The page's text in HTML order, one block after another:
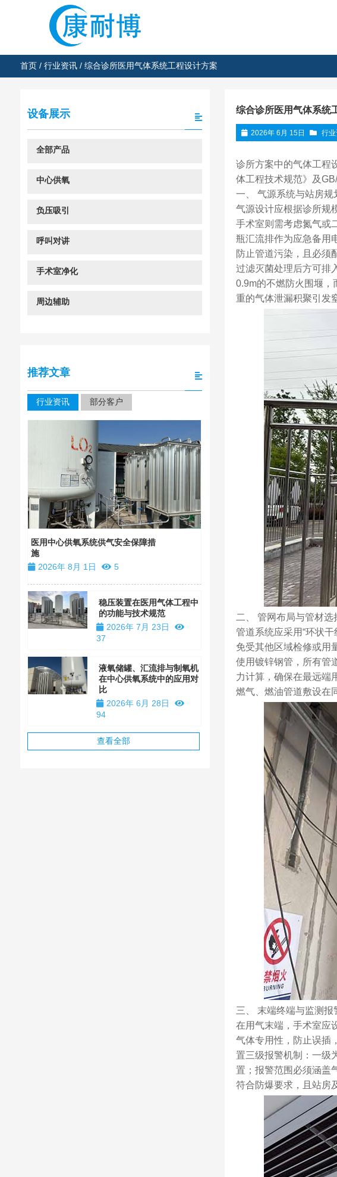
首页/ 行业资讯/ 综合诊所医用气体系统工程设计方案
综合诊所医用气体系统
2026年 6月 15日 行
诊所方案中的气体工程
体工程技术规范》及
一、 气源系统与站房规
气源设计应根据诊所规
手术室则需考虑氮气或
瓶汇流排作为应急备用
防止管道污染，且必须
过滤灭菌处理后方可排
0.9m的不燃防火围堰，
重的气体泄漏积聚引发
二、 管网布局与管材选
管道系统应采用“环状
免受其他区域检修或用
使用镀锌钢管，所有管
力计算，确保在最远端
燃气、燃油管道敷设在
三、 末端终端与监测报
在用气末端，手术室应
气体专用性，防止误插
置三级报警机制：一级
置；报警范围必须涵盖
符合防爆要求，且站房
设备展示
全部产品
中心供氧
负压吸引
呼叫对讲
手术室净化
周边辅助
推荐文章
行业资讯 部分客户
医用中心供氧系统供气安全保障措
施
2026年 8月 1日
5
稳压装置在医用气体工程中
的功能与技术规范
2026年 7月 23日
37
液氧储罐、汇流排与制氧机
在中心供氧系统中的应用对
比
2026年 6月 28日
94
查看全部
四川大学华西口腔医院医用气体
2026年 1月 17日
2825
陕西西安红
工程安装
2026年 1月
2966
浙江省金华市
供氧系统设备
2026年 1
2850
查看全部